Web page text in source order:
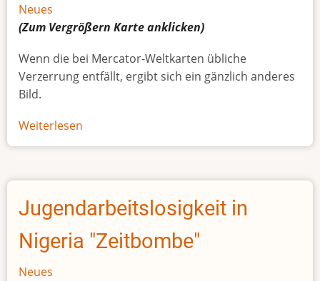
Neues
(Zum Vergrößern Karteanklicken)
Wenn die bei Mercator-Weltkarten übliche
Verzerrung entfällt, ergibt sich ein gänzlich anderes
Bild.
Weiterlesen
Afrikas
Größe
Jugendarbeitslosigkeit in
Nigeria "Zeitbombe"
Neues